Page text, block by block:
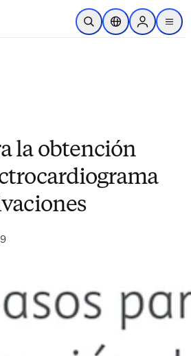
Saltar al contenido principal
Abrir búsqueda
Selector deSign in to
menu
la obtención